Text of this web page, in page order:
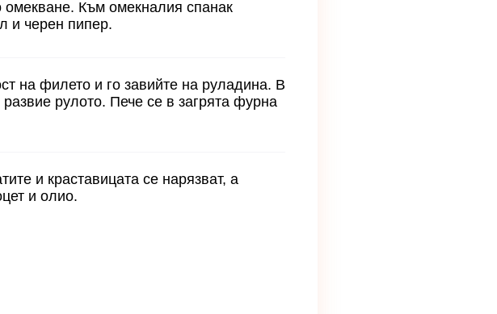
Към омекналия спанак
и черен пипер.
на филето и го завийте на руладина. В
рулото. Пече се в загрята фурна
и краставицата се нарязват, а
и олио.